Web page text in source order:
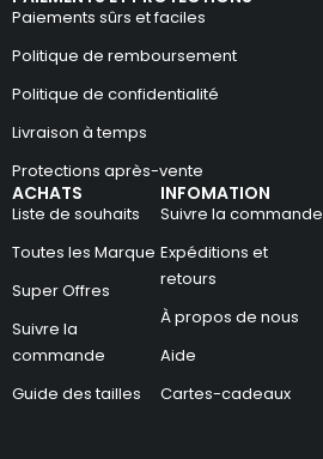
ACHATS
Liste de souhaits
Toutes les Marque
Super Offres
Suivre la
commande
Guide des tailles
INFOMATION
Suivre la commande
Expéditions et
retours
À propos de nous
Aide
Cartes-cadeaux
Paiements sûrs et faciles
Politique de remboursement
Politique de confidentialité
Livraison à temps
Protections après-vente